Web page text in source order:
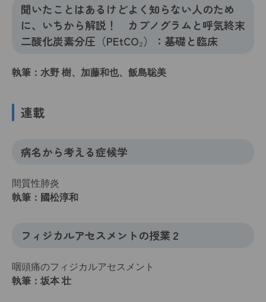
聞いたことはあるけどよく知らない人のため
に、いちから解説！ カプノグラムと呼気終末
二酸化炭素分圧（PEtCO₂）：基礎と臨床
執筆：水野 樹、加藤和也、飯島聡美
連載
病名から考える症候学
間質性肺炎
執筆：國松淳和
フィジカルアセスメントの授業２
咽頭痛のフィジカルアセスメント
執筆：坂本 壮